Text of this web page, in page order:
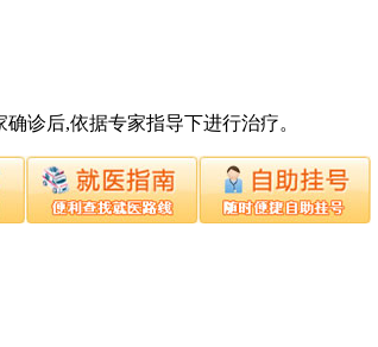
诊后,依据专家指导下进行治疗。